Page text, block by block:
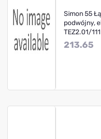
Simon 55
podwójny,
TEZ2.01/111
213.65